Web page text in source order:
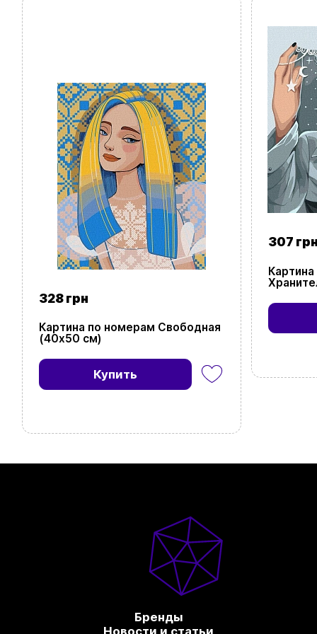
328 грн
Картина по номерам Свободная
(40х50 см)
Купить
307 грн
Бренды
Новости и статьи